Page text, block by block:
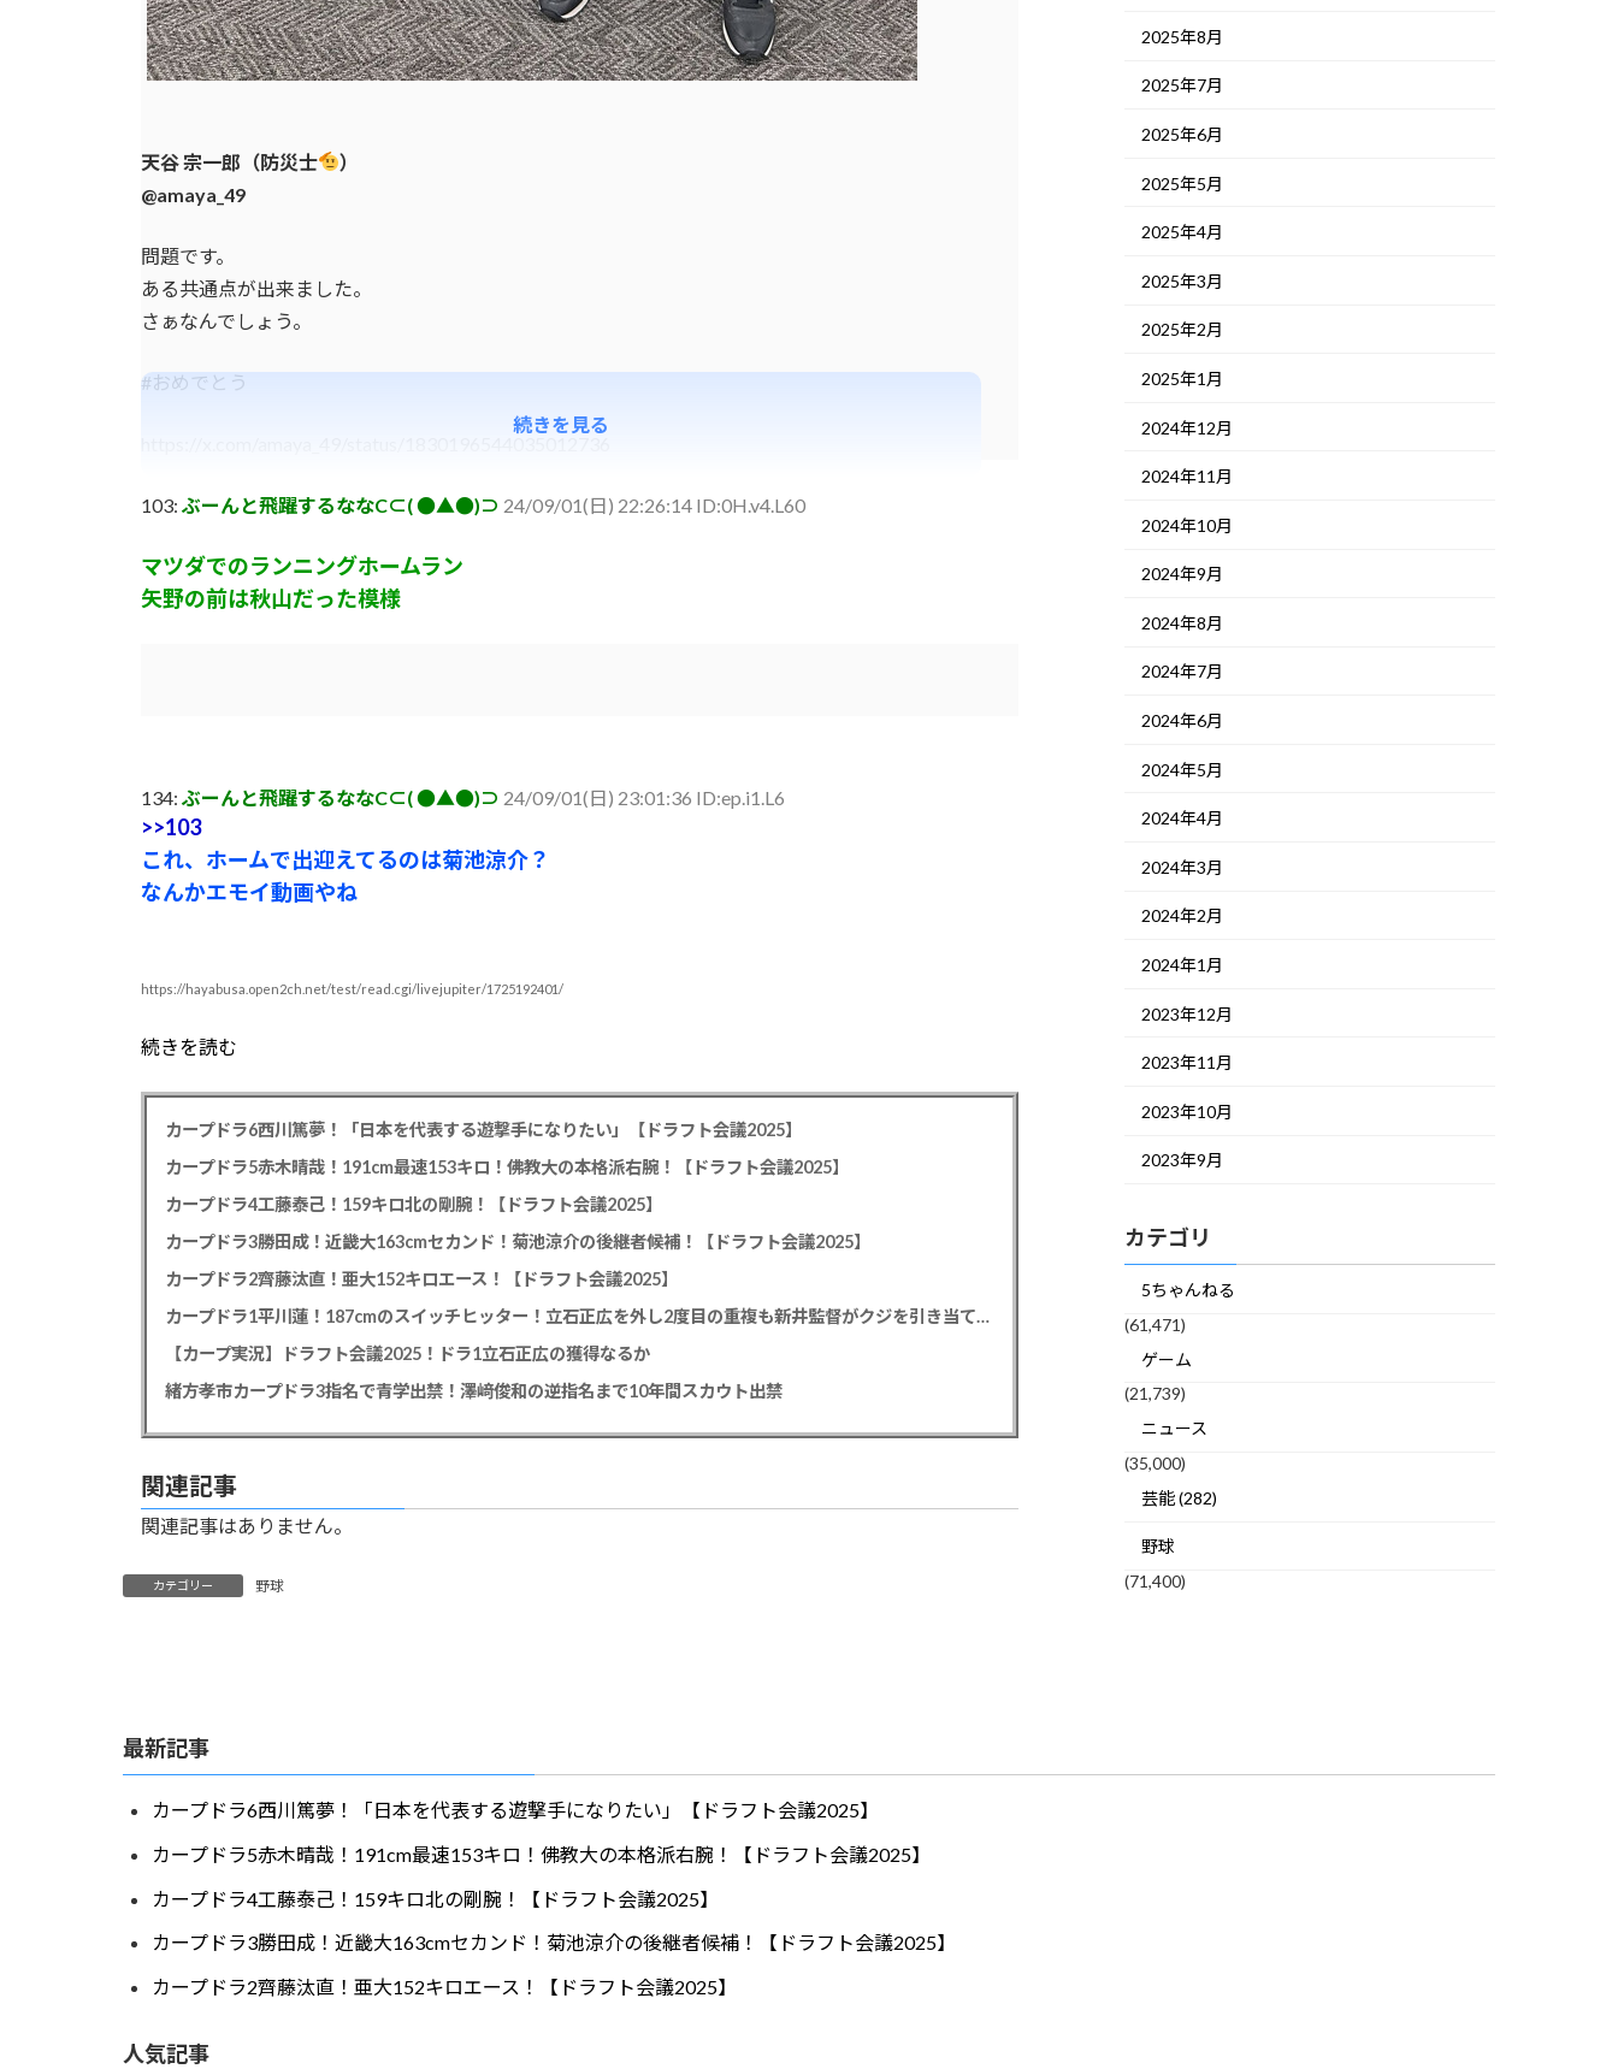
天谷 宗一郎（防災士
）
@amaya_49
問題です。
ある共通点が出来ました。
さぁなんでしょう。
#おめでとう
103: ぶーんと飛躍するななC⊂( ●▲●)⊃ 24/09/01(日) 22:26:14 ID:0H.v4.L60
マツダでのランニングホームラン
矢野の前は秋山だった模様
134: ぶーんと飛躍するななC⊂( ●▲●)⊃ 24/09/01(日) 23:01:36 ID:ep.i1.L6
>>103
これ、ホームで出迎えてるのは菊池涼介？
なんかエモイ動画やね
https://hayabusa.open2ch.net/test/read.cgi/livejupiter/1725192401/
続きを読む
続きを見る
カープドラ6西川篤夢！「日本を代表する遊撃手になりたい」【ドラフト会議2025】
カープドラ5赤木晴哉！191cm最速153キロ！佛教大の本格派右腕！【ドラフト会議2025】
カープドラ4工藤泰己！159キロ北の剛腕！【ドラフト会議2025】
カープドラ3勝田成！近畿大163cmセカンド！菊池涼介の後継者候補！【ドラフト会議2025】
カープドラ2齊藤汰直！亜大152キロエース！【ドラフト会議2025】
カープドラ1平川蓮！187cmのスイッチヒッター！立石正広を外し2度目の重複も新井監督がクジを引き当てる！【ドラフト会議2025】
【カープ実況】ドラフト会議2025！ドラ1立石正広の獲得なるか
緒方孝市カープドラ3指名で青学出禁！澤﨑俊和の逆指名まで10年間スカウト出禁
関連記事
関連記事はありません。
カテゴリー 野球
2025年8月
2025年7月
2025年6月
2025年5月
2025年4月
2025年3月
2025年2月
2025年1月
2024年12月
2024年11月
2024年10月
2024年9月
2024年8月
2024年7月
2024年6月
2024年5月
2024年4月
2024年3月
2024年2月
2024年1月
2023年12月
2023年11月
2023年10月
2023年9月
カテゴリ
5ちゃんねる
(61,471)
ゲーム
(21,739)
ニュース
(35,000)
芸能 (282)
野球
(71,400)
最新記事
カープドラ6西川篤夢！「日本を代表する遊撃手になりたい」【ドラフト会議2025】
カープドラ5赤木晴哉！191cm最速153キロ！佛教大の本格派右腕！【ドラフト会議2025】
カープドラ4工藤泰己！159キロ北の剛腕！【ドラフト会議2025】
カープドラ3勝田成！近畿大163cmセカンド！菊池涼介の後継者候補！【ドラフト会議2025】
カープドラ2齊藤汰直！亜大152キロエース！【ドラフト会議2025】
人気記事